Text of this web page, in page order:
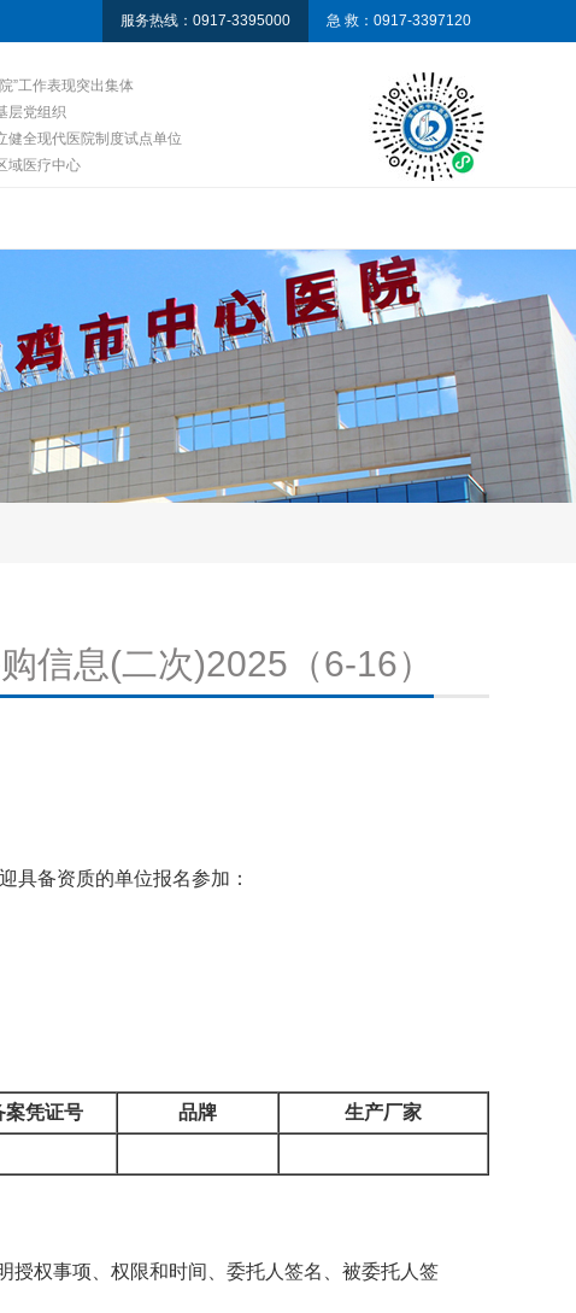
服务热线：0917-3395000 急 救：0917-3397120
”工作表现突出集体
层党组织
健全现代医院制度试点单位
域医疗中心
信息(二次)2025（6-16）
备资质的单位报名参加：
案凭证号 品牌 生产厂家
授权事项、权限和时间、委托人签名、被委托人签